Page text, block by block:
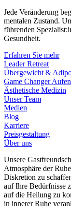
Jede Veränderung
mentalen Zustand.
führenden
Gesundheit.
Erfahren Sie mehr
Leader Retreat
Übergewicht &
Game Changer
Ästhetische Medizin
Unser Team
Medien
Blog
Karriere
Preisgestaltung
Über uns
Unsere
Atmosphäre der
Diskretion zu
auf Ihre Bedürfnisse
auf die Heilung zu
in innerer Ruhe